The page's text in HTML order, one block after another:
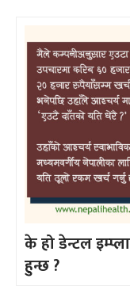
के हो डेन्टल
हुन्छ ?